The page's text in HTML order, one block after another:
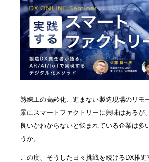
熟練工の高齢化、進まない製造現場のリモ
景にスマートファクトリーに興味はあるが
良いかわからないと悩まれている企業は多
うか。
この度、そうした日々挑戦を続けるDX推進